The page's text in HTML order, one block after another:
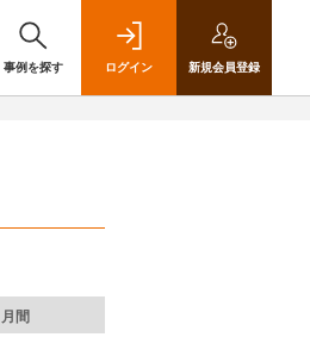
事例を探す ログイン 新規会員登録
月間